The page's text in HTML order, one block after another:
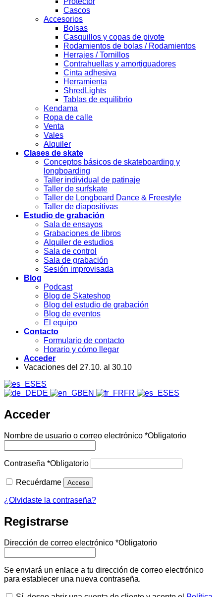
Cascos
Accesorios
Bolsas
Casquillos y copas de pivote
Rodamientos de bolas / Rodamientos
Herrajes / Tornillos
Contrahuellas y amortiguadores
Cinta adhesiva
Herramienta
ShredLights
Tablas de equilibrio
Kendama
Ropa de calle
Venta
Vales
Alquiler
Clases de skate
Conceptos básicos de skateboarding y
longboarding
Taller individual de patinaje
Taller de surfskate
Taller de Longboard Dance & Freestyle
Taller de diapositivas
Estudio de grabación
Sala de ensayos
Grabaciones de libros
Alquiler de estudios
Sala de control
Sala de grabación
Sesión improvisada
Blog
Podcast
Blog de Skateshop
Blog del estudio de grabación
Blog de eventos
El equipo
Contacto
Formulario de contacto
Horario y cómo llegar
Acceder
Vacaciones del 27.10. al 30.10
ES
DE
EN FR ES
Acceder
Nombre de usuario o correo electrónico *Obligatorio
Contraseña *Obligatorio
Recuérdame Acceso
¿Olvidaste la contraseña?
Registrarse
Dirección de correo electrónico *Obligatorio
Se enviará un enlace a tu dirección de correo electrónico
para establecer una nueva contraseña.